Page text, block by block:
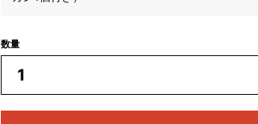
数量